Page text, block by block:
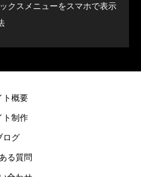
クスメニューをスマホで表示
ト概要
ト制作
ログ
る質問